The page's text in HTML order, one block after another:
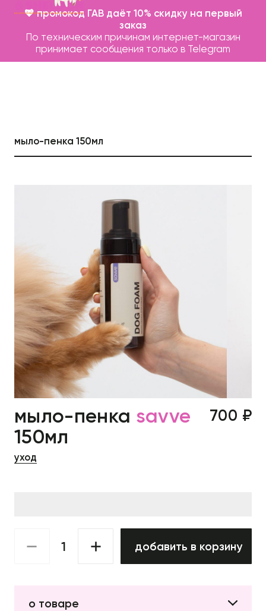
💖 промокод ГАВ даёт 10% скидку на первый
заказ
По техническим причинам интернет-магазин
принимает сообщения только в Telegram
мыло-пенка 150мл
мыло-пенка savve
150мл
уход
700 ₽
добавить в корзину
о товаре
Записаться на груминг
Контакты